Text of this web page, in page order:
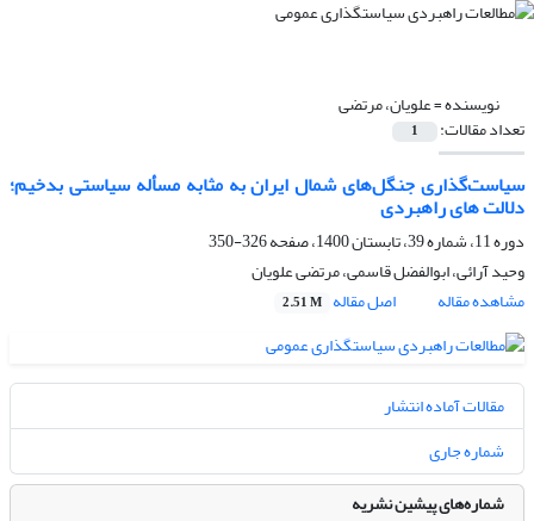
نویسنده =علویان، مرتضی
تعداد مقالات: 1
سیاست‌گذاری جنگل‌های شمال ایران به مثابه مسأله سیاستی بدخیم؛
دلالت های راهبردی
دوره 11، شماره 39، تابستان 1400، صفحه
326-350
وحید آرائی، ابوالفضل قاسمی، مرتضی علویان
مشاهده مقاله
اصل مقاله 2.51 M
مقالات آماده انتشار
شماره جاری
شماره‌های پیشین نشریه